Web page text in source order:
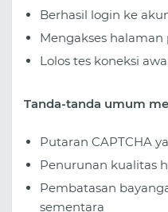
Berhasil login ke
Mengakses
Lolos tes koneksi
Tanda-tanda umum
Putaran CAPTCHA
Penurunan kualitas
Pembatasan
sementara